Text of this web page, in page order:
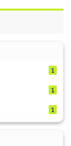
1
1
1